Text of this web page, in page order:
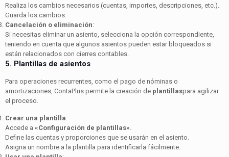
Realiza los cambios necesarios (cuentas, importes, descripciones, etc.).
Guarda los cambios.
Cancelación o eliminación:
Si necesitas eliminar un asiento, selecciona la opción correspondiente,
teniendo en cuenta que algunos asientos pueden estar bloqueados si
están relacionados con cierres contables.
5. Plantillas de asientos
Para operaciones recurrentes, como el pago de nóminas o
amortizaciones, ContaPlus permite la creación de plantillaspara agilizar
el proceso.
Crear una plantilla:
Accede a «Configuración de plantillas»
Define las cuentas y proporciones que se usarán en el asiento.
Asigna un nombre a la plantilla para identificarla fácilmente.